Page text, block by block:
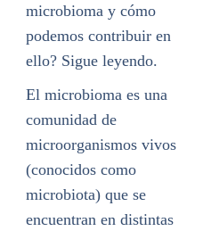
microbioma y cómo
podemos contribuir en
ello? Sigue leyendo.
El microbioma es una
comunidad de
microorganismos vivos
(conocidos como
microbiota) que se
encuentran en distintas